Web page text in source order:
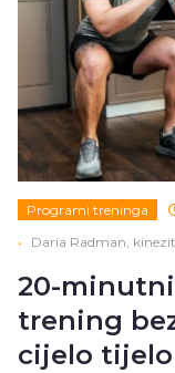
Programi treninga
•
Daria Radman,
20-
trening
cijelo tijelo